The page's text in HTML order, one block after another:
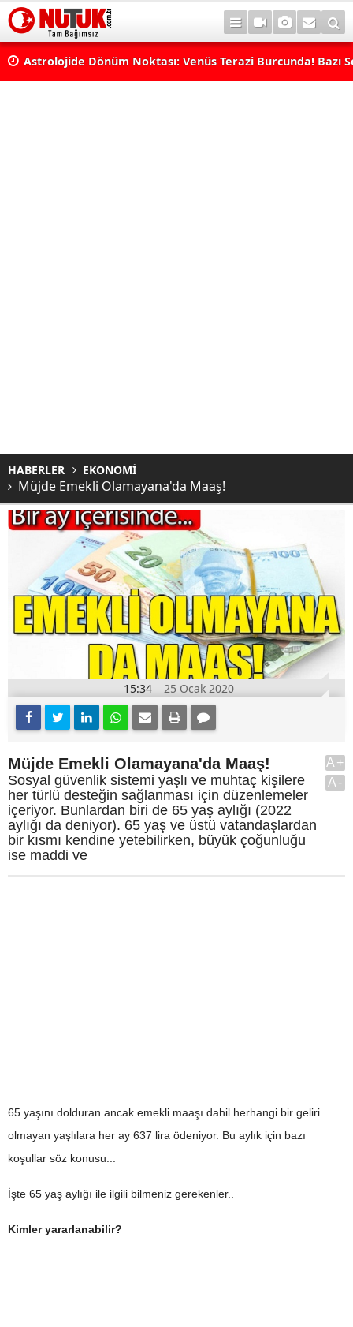
Astrolojide Dönüm Noktası: Venüs Terazi Burcunda! Bazı
HABERLER EKONOMİ
Müjde Emekli Olamayana'da Maaş!
15:34 25 Ocak 2020
Müjde Emekli Olamayana'da Maaş!
Sosyal güvenlik sistemi yaşlı ve muhtaç kişilere
her türlü desteğin sağlanması için düzenlemeler
içeriyor. Bunlardan biri de 65 yaş aylığı (2022
aylığı da deniyor). 65 yaş ve üstü vatandaşlardan
bir kısmı kendine yetebilirken, büyük çoğunluğu
ise maddi ve
A+
A-
65 yaşını dolduran ancak emekli maaşı dahil herhangi bir geliri
olmayan yaşlılara her ay 637 lira ödeniyor. Bu aylık için bazı
koşullar söz konusu...
İşte 65 yaş aylığı ile ilgili bilmeniz gerekenler..
Kimler yararlanabilir?